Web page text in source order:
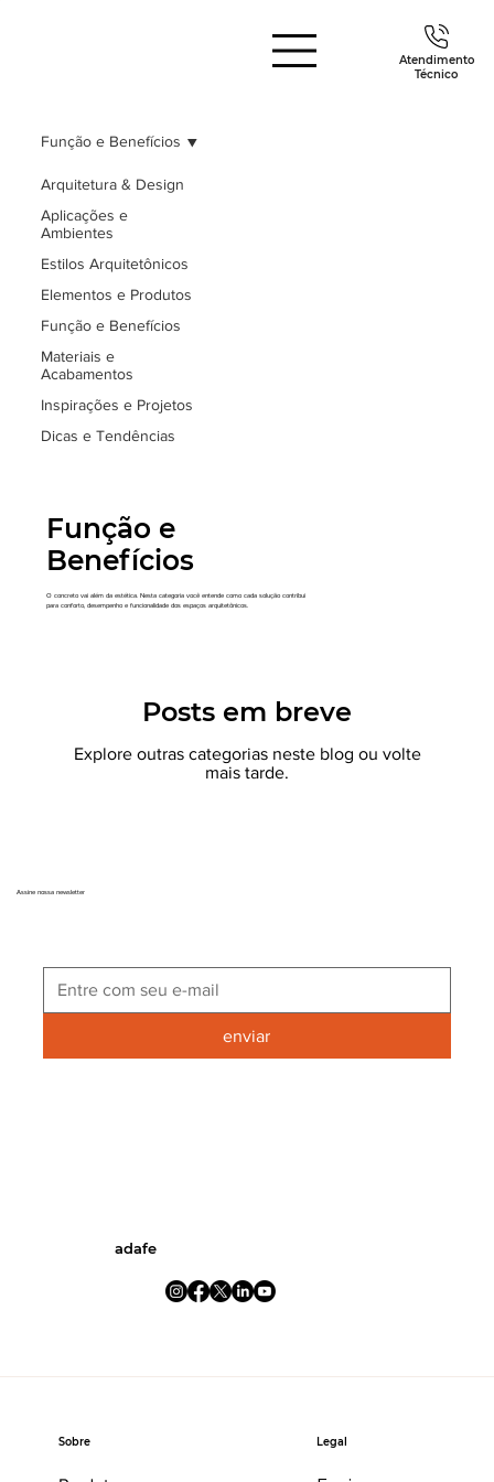
Atendimento
Técnico
Arquitetura & Design
Aplicações e
Ambientes
Estilos Arquitetônicos
Elementos e Produtos
Função e Benefícios
Materiais e
Acabamentos
Inspirações e Projetos
Dicas e Tendências
Função e Benefícios
Função e
Benefícios
O concreto vai além da estética. Nesta categoria você entende como cada solução contribui
para conforto, desempenho e funcionalidade dos espaços arquitetônicos.
Posts em breve
Explore outras categorias neste blog ou volte
mais tarde.
Assine nossa newsletter
enviar
adafe
Sobre Legal